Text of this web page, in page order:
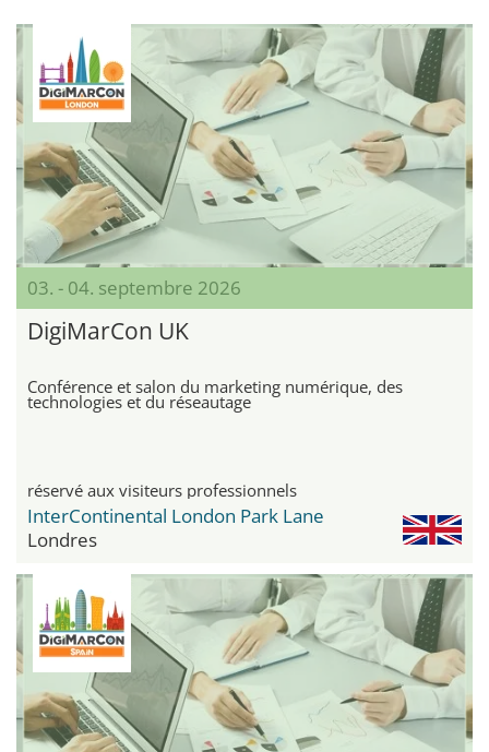
03. - 04. septembre 2026
DigiMarCon UK
Conférence et salon du marketing numérique, des
technologies et du réseautage
réservé aux visiteurs professionnels
InterContinental London Park Lane
Londres